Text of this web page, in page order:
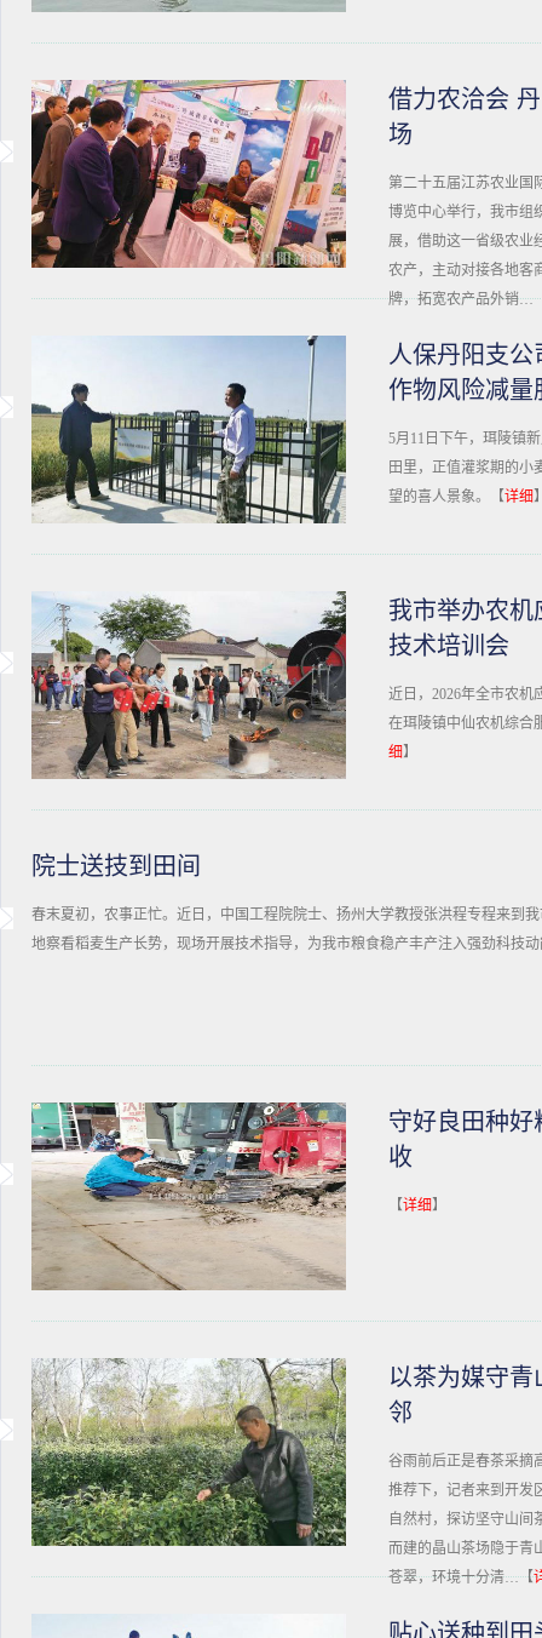
借力农洽会
场
第二十五届江苏农业国
博览中心举行，我市组
展，借助这一省级农业
农产，主动对接各地客
牌，拓宽农产品外销…
人保丹阳支
作物风险减量
5月11日下午，珥陵镇
田里，正值灌浆期的小
望的喜人景象。【详细
我市举办农机
技术培训会
近日，2026年全市农机
在珥陵镇中仙农机综合
细】
院士送技到田间
春末夏初，农事正忙。近日，中国工程院院士、扬州大学教授张洪程专程来到
地察看稻麦生产长势，现场开展技术指导，为我市粮食稳产丰产注入强劲科技
守好良田种
收
【详细】
以茶为媒守
邻
谷雨前后正是春茶采摘
推荐下，记者来到开发
自然村，探访坚守山间
而建的晶山茶场隐于青
苍翠，环境十分清…【